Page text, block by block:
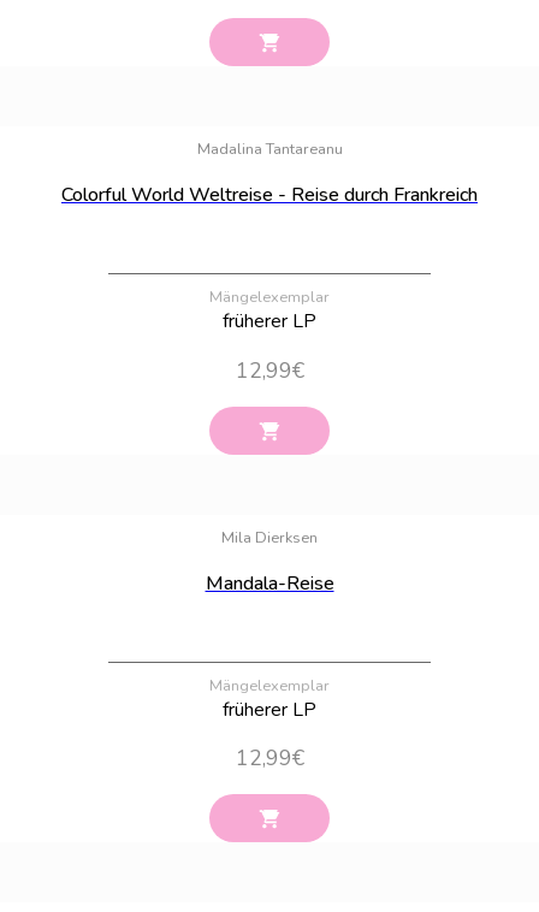
Madalina Tantareanu
Colorful World Weltreise - Reise durch Frankreich
Mängelexemplar
früherer LP
12,99€
Mila Dierksen
Mandala-Reise
Mängelexemplar
früherer LP
12,99€